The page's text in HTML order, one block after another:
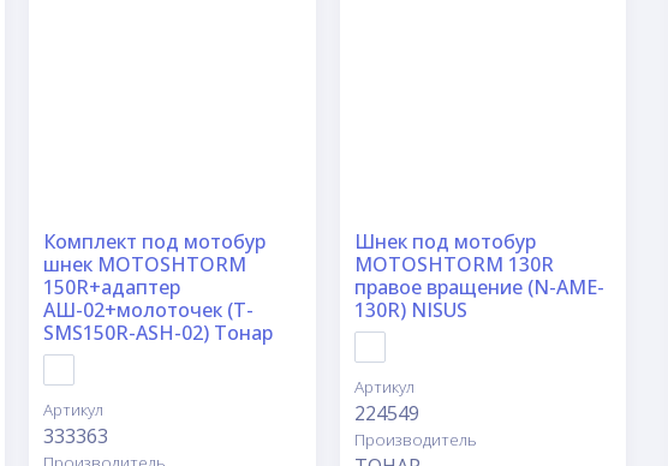
Комплект под мотобур
шнек MOTOSHTORM
150R+адаптер
АШ-02+молоточек (T-
SMS150R-ASH-02) Тонар
Артикул
333363
Шнек под мотобур
MOTOSHTORM 130R
правое вращение (N-AME-
130R) NISUS
Артикул
224549
Производитель